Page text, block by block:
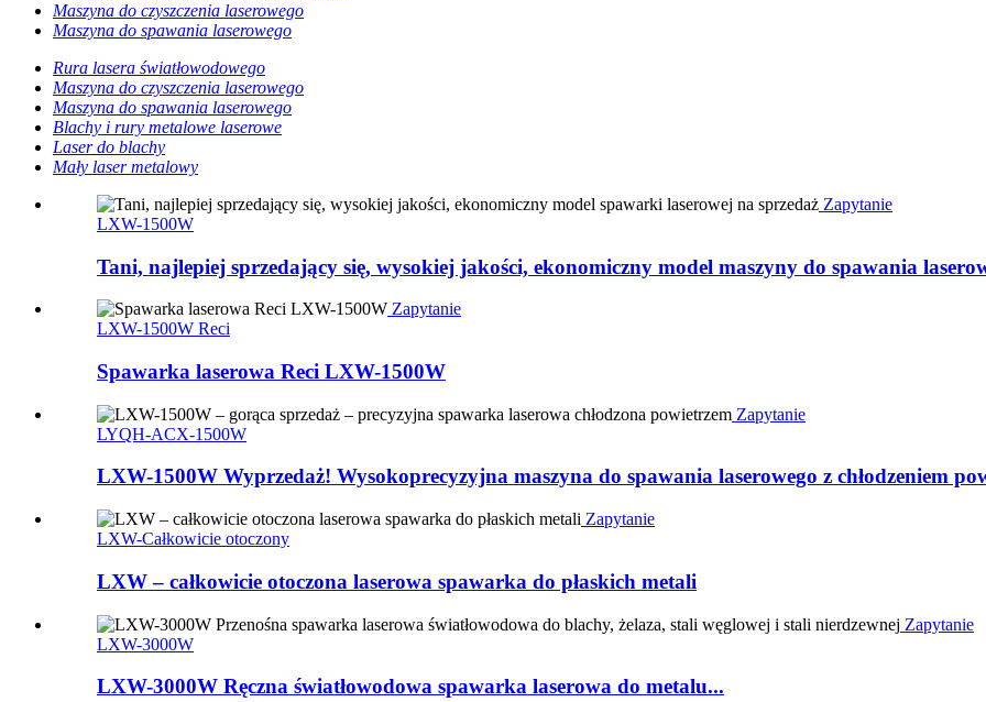
Maszyna do czyszczenia laserowego
Maszyna do spawania laserowego
Rura lasera światłowodowego
Maszyna do czyszczenia laserowego
Maszyna do spawania laserowego
Blachy i rury metalowe laserowe
Laser do blachy
Mały laser metalowy
Zapytanie
LXW-1500W
Tani, najlepiej sprzedający się, wysokiej jakości, ekonomiczny model maszyny do spawania
Zapytanie
LXW-1500W Reci
Spawarka laserowa Reci LXW-1500W
Zapytanie
LYQH-ACX-1500W
LXW-1500W Wyprzedaż! Wysokoprecyzyjna maszyna do spawania laserowego z chłodzeniem
Zapytanie
LXW-Całkowicie otoczony
LXW – całkowicie otoczona laserowa spawarka do płaskich metali
Zapytanie
LXW-3000W
LXW-3000W Ręczna światłowodowa spawarka laserowa do metalu...